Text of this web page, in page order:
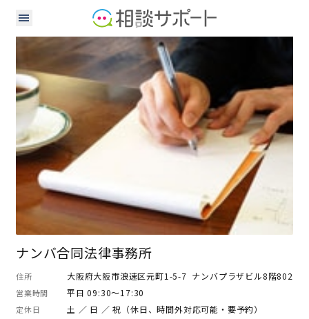
ナンバ合同法律事務所
住所 大阪府大阪市浪速区元町1-5-7 ナンバプラザビル8階802
営業時間 平日 09:30～17:30
定休日 土 ／ 日 ／ 祝（休日、時間外対応可能・要予約）